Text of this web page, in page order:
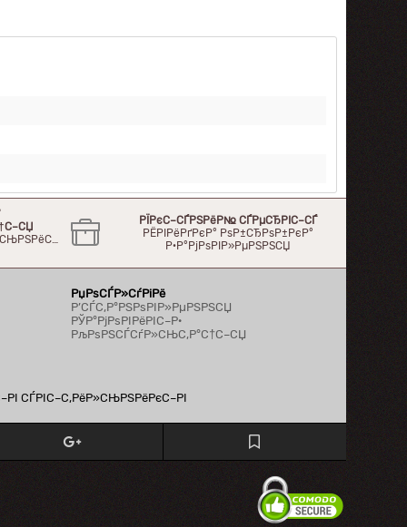
РЇРєС–СЃРЅРёР№ СЃРµСЂРІС–СЃ
РЁРІРёРґРєР° РѕР±СЂРѕР±РєР°
Р·Р°РјРѕРІР»РµРЅРЅСЏ
РџРѕСЃР»СѓРіРё
Р’СЃС‚Р°РЅРѕРІР»РµРЅРЅСЏ
РЎР°РјРѕРІРёРІС–Р·
РљРѕРЅСЃСѓР»СЊС‚Р°С†С–СЏ
СЃРІС–С‚РёР»СЊРЅРёРєС–РІ